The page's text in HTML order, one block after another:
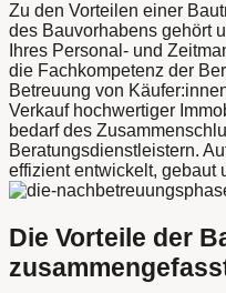
Zu den Vorteilen einer
des Bauvorhabens gehört
Ihres Personal- und
die Fachkompetenz der
Betreuung von
Verkauf hochwertiger
bedarf des
Beratungsdienstleistern.
effizient entwickelt, gebaut
Die Vorteile der